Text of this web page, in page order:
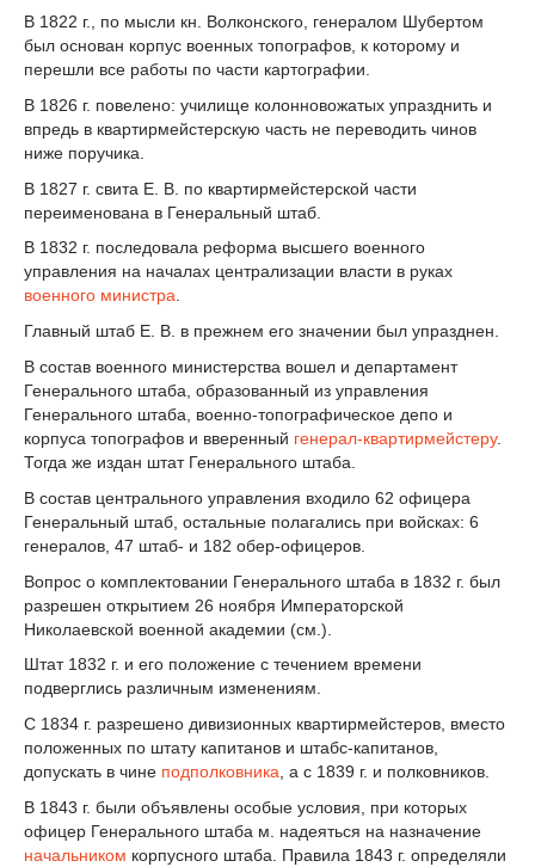
В 1822 г., по мысли кн. Волконского, генералом Шубертом
был основан корпус военных топографов, к которому и
перешли все работы по части картографии.
В 1826 г. повелено: училище колонновожатых упразднить и
впредь в квартирмейстерскую часть не переводить чинов
ниже поручика.
В 1827 г. свита Е. В. по квартирмейстерской части
переименована в Генеральный штаб.
В 1832 г. последовала реформа высшего военного
управления на началах централизации власти в руках
военного министра.
Главный штаб Е. В. в прежнем его значении был упразднен.
В состав военного министерства вошел и департамент
Генерального штаба, образованный из управления
Генерального штаба, военно-топографическое депо и
корпуса топографов и вверенный генерал-квартирмейстеру.
Тогда же издан штат Генерального штаба.
В состав центрального управления входило 62 офицера
Генеральный штаб, остальные полагались при войсках: 6
генералов, 47 штаб- и 182 обер-офицеров.
Вопрос о комплектовании Генерального штаба в 1832 г. был
разрешен открытием 26 ноября Императорской
Николаевской военной академии (см.).
Штат 1832 г. и его положение с течением времени
подверглись различным изменениям.
С 1834 г. разрешено дивизионных квартирмейстеров, вместо
положенных по штату капитанов и штабс-капитанов,
допускать в чине подполковника , а с 1839 г. и полковников.
В 1843 г. были объявлены особые условия, при которых
офицер Генерального штаба м. надеяться на назначение
начальником корпусного штаба. Правила 1843 г. определяли